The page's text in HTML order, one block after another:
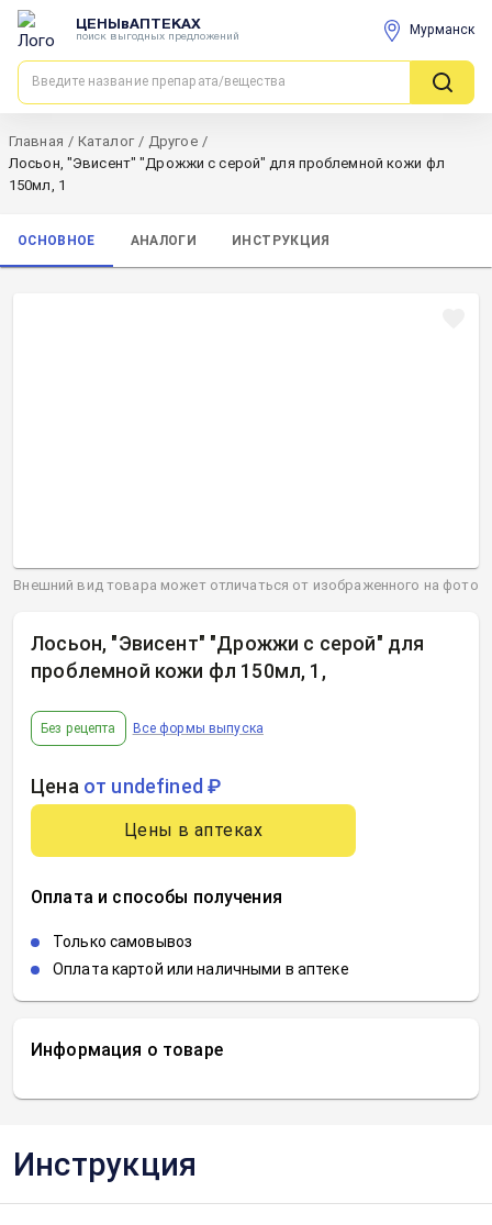
ЦЕНЫвАПТЕКАХ
поиск выгодных предложений Мурманск
Главная / Каталог / Другое /
Лосьон, "Эвисент" "Дрожжи с серой" для проблемной кожи фл
150мл, 1
ОСНОВНОЕ АНАЛОГИ ИНСТРУКЦИЯ
Информация о товаре
Лосьон, "Эвисент" "Дрожжи с серой" для
проблемной кожи фл 150мл, 1 ,
Без рецепта Все формы выпуска
Цена от undefined ₽
Цены в аптеках
Оплата и способы получения
Только самовывоз
Оплата картой или наличными в аптеке
Внешний вид товара может отличаться от изображенного на фото
Инструкция